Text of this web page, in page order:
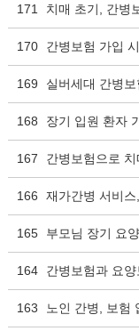
171 치매 초기, 간병
170 간병보험 가입
169 실버세대 간병
168 장기 입원 환자
167 간병보험으로
166 재가간병 서비
165 부모님 장기 요
164 간병보험과 요
163 노인 간병, 보험